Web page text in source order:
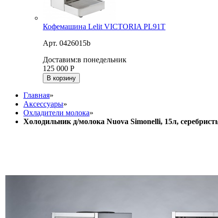
Кофемашина Lelit VICTORIA PL91T
Арт. 0426015b
Доставим:в понедельник
125 000 Р
В корзину
Главная»
Аксессуары»
Охладители молока»
Холодильник д/молока Nuova Simonelli, 15л,